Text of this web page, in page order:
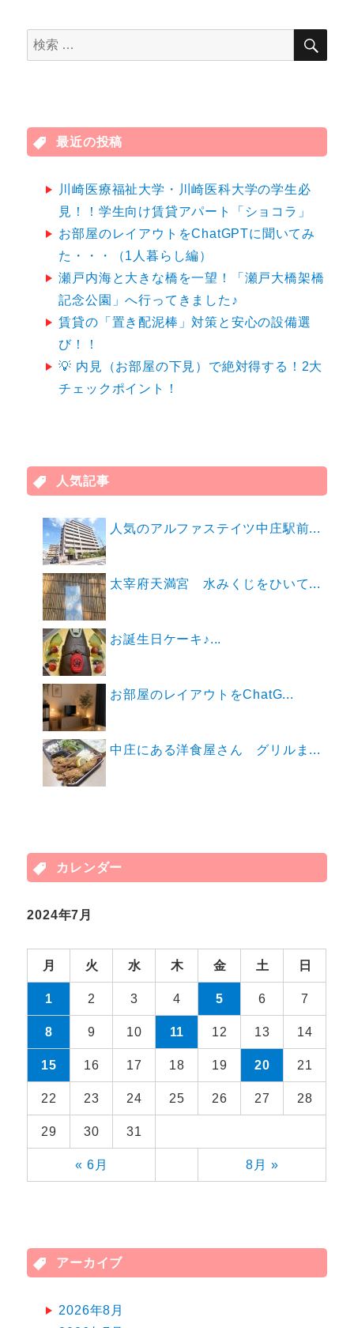
検
索
検
最近の投稿
川崎医療福祉大学・川崎医科大学の学生必
見！！学生向け賃貸アパート「ショコラ」
お部屋のレイアウトをChatGPTに聞いてみ
た・・・（1人暮らし編）
瀬戸内海と大きな橋を一望！「瀬戸大橋架橋
記念公園」へ行ってきました♪
賃貸の「置き配泥棒」対策と安心の設備選
び！！
💡 内見（お部屋の下見）で絶対得する！2大
チェックポイント！
人気記事
人気のアルファステイツ中庄駅前...
太宰府天満宮 水みくじをひいて...
お誕生日ケーキ♪...
お部屋のレイアウトをChatG...
中庄にある洋食屋さん グリルま...
カレンダー
2024年7月
月 火 水 木 金 土 日
« 6月 8月 »
1 2 3 4 5 6 7
8 9 10 11 12 13 14
15 16 17 18 19 20 21
22 23 24 25 26 27 28
29 30 31
アーカイブ
2026年8月